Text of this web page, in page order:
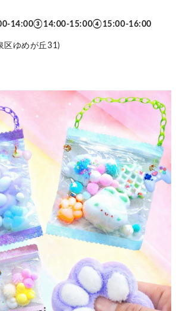
14:00③14:00-15:00④15:00-16:00
区ゆめが丘31)